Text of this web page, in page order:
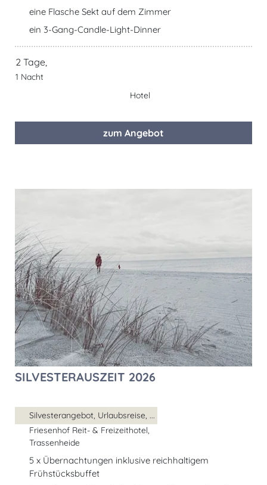
eine Flasche Sekt auf dem Zimmer
ein 3-Gang-Candle-Light-Dinner
2 Tage,
1 Nacht
Hotel
zum Angebot
SILVESTERAUSZEIT 2026
Silvesterangebot, Urlaubsreise, ...
Friesenhof Reit- & Freizeithotel,
Trassenheide
5 x Übernachtungen inklusive reichhaltigem
Frühstücksbuffet